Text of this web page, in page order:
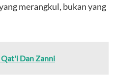
merangkul, bukan yang
Dan Zanni